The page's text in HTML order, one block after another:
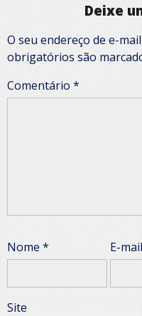
Deixe
O seu endereço de e-
obrigatórios são
Comentário *
Nome * E-mail
Site